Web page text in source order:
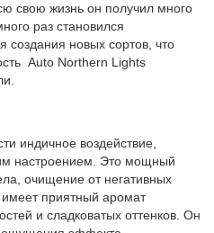
свою жизнь он получил много
раз становился
создания новых сортов, что
Auto Northern Lights
индичное воздействие,
настроением. Это мощный
очищение от негативных
приятный аромат
и сладковатых оттенков. Он